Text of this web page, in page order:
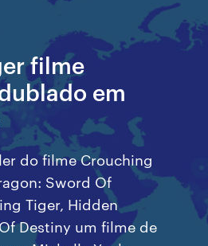
filme
em
do filme Crouching
Sword Of
Tiger, Hidden
Destiny um filme de